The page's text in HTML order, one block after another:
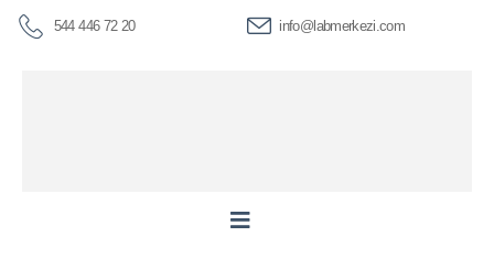
544 446 72 20 info@labmerkezi.com